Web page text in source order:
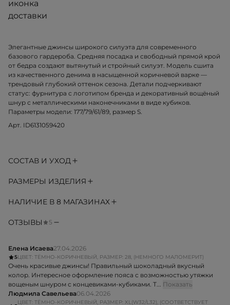
Элегантные джинсы широкого силуэта для современного
базового гардероба. Средняя посадка и свободный прямой крой
от бедра создают вытянутый и стройный силуэт. Модель сшита
из качественного денима в насыщенной коричневой варке —
трендовый глубокий оттенок сезона. Детали подчеркивают
статус: фурнитура с логотипом бренда и декоративный вощёный
шнур с металлическими наконечниками в виде кубиков.
Параметры модели: 177/79/61/89, размер S.
Арт. ID6131059420
СОСТАВ И УХОД
РАЗМЕРЫ ИЗДЕЛИЯ
НАЛИЧИЕ В 8 МАГАЗИНАХ
ОТЗЫВЫ 5
Елена Исаева27.04.2026
5ЦВЕТ: ТЁМНО-КОРИЧНЕВЫЙ, РАЗМЕР: 28, (НЕМНОГО МАЛОМЕРИТ)
Очень красивые джинсы! Правильный шоколадный вкусный
колор. Интересное оформление пояса с возможностью утяжки
вощеным шнуром с концевиками-кубиками. Т... Показать
Людмила Савельева06.04.2026
ЦВЕТ: ТЁМНО-КОРИЧНЕВЫЙ, РАЗМЕР: XL(W32/L32), (СООТВЕТСТВУЕТ